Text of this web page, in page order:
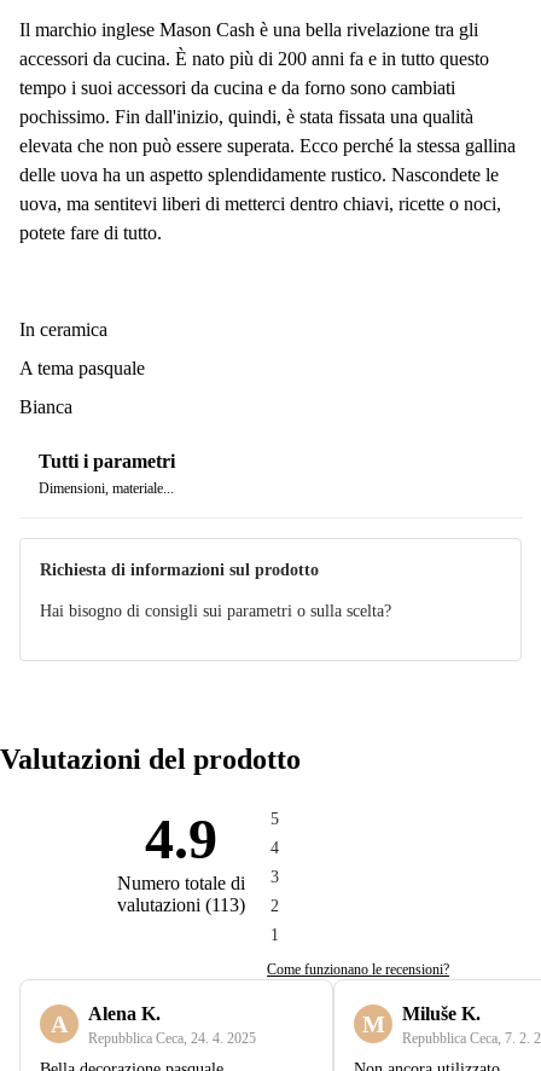
Il marchio inglese Mason Cash è una bella rivelazione tra gli
accessori da cucina. È nato più di 200 anni fa e in tutto questo
tempo i suoi accessori da cucina e da forno sono cambiati
pochissimo. Fin dall'inizio, quindi, è stata fissata una qualità
elevata che non può essere superata. Ecco perché la stessa gallina
delle uova ha un aspetto splendidamente rustico. Nascondete le
uova, ma sentitevi liberi di metterci dentro chiavi, ricette o noci,
potete fare di tutto.
In ceramica
A tema pasquale
Bianca
Tutti i parametri
Dimensioni, materiale...
Richiesta di informazioni sul prodotto
Hai bisogno di consigli sui parametri o sulla scelta?
Valutazioni del prodotto
4.9
Numero totale di
valutazioni (113)
5
4
3
2
1
Come funzionano le recensioni?
A Alena K.
Repubblica Ceca 24. 4. 2025
M Miluše K.
Repubblica Ceca 7. 2.